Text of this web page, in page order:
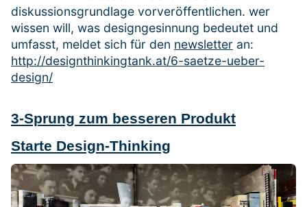
3-Sprung zum besseren Produkt
Starte Design-Thinking
diskussionsgrundlage vorveröffentlichen. wer
wissen will, was designgesinnung bedeutet und
umfasst, meldet sich für den newsletter an:
http://designthinkingtank.at/6-saetze-ueber-
design/